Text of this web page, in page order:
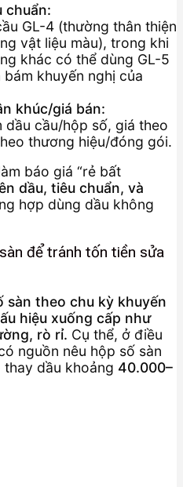
chuẩn:
GL-4 (thường thân thiện
vật liệu màu), trong khi
khác có thể dùng GL-5
khuyến nghị của
khúc/giá bán:
dầu cầu/hộp số, giá theo
thương hiệu/đóng gói.
báo giá “rẻ bất
dầu, tiêu chuẩn, và
hợp dùng dầu không
để tránh tốn tiền sửa
sàn theo chu kỳ khuyến
hiệu xuống cấp như
rò rỉ. Cụ thể, ở điều
nguồn nêu hộp số sàn
dầu khoảng 40.000–